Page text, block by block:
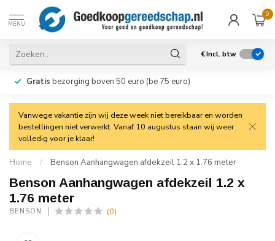
MENU
0
€Incl. btw
Gratis bezorging boven 50 euro (be 75 euro)
Vanwege vakantie zijn wij deze week niet bereikbaar en worden
bestellingen niet verwerkt. Vanaf 10 augustus staan wij weer
volledig voor je klaar!
Home / Benson Aanhangwagen afdekzeil 1.2 x 1.76 meter
Benson Aanhangwagen afdekzeil 1.2 x
1.76 meter
BENSON (0)